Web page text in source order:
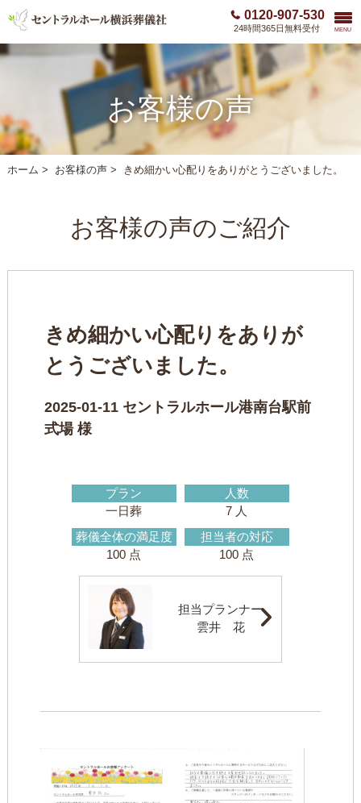
0120-907-530
24時間365日無料受付 MENU
お客様の声
ホーム > お客様の声> きめ細かい心配りをありがとうございました。
お客様の声のご紹介
きめ細かい心配りをありが
とうございました。
2025-01-11 セントラルホール港南台駅前
式場 様
プラン
一日葬
人数
7 人
葬儀全体の満足度
100 点
担当者の対応
100 点
担当プランナー
雲井 花